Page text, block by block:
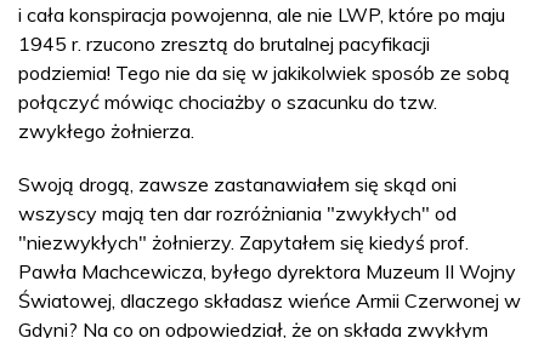
i cała konspiracja powojenna, ale nie LWP, które po maju
1945 r. rzucono zresztą do brutalnej pacyfikacji
podziemia! Tego nie da się w jakikolwiek sposób ze sobą
połączyć mówiąc chociażby o szacunku do tzw.
zwykłego żołnierza.
Swoją drogą, zawsze zastanawiałem się skąd oni
wszyscy mają ten dar rozróżniania "zwykłych" od
"niezwykłych" żołnierzy. Zapytałem się kiedyś prof.
Pawła Machcewicza, byłego dyrektora Muzeum II Wojny
Światowej, dlaczego składasz wieńce Armii Czerwonej w
Gdyni? Na co on odpowiedział, że on składa zwykłym